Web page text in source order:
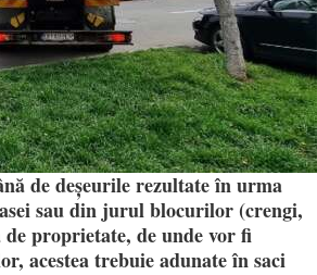
de deșeurile rezultate în urma
sau din jurul blocurilor (crengi,
proprietate, de unde vor fi
acestea trebuie adunate în saci